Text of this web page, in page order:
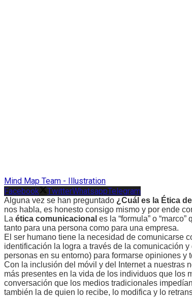
Mind Map Team - Illustration
Facebook
TwitterWhatsappTelegram
Alguna vez se han preguntado ¿Cuál es la Ética
nos habla, es honesto consigo mismo y por ende
La ética comunicacional es la “formula” o
tanto para una persona como para una empresa.
El ser humano tiene la necesidad de comunicarse
identificación la logra a través de la comunicación
personas en su entorno) para formarse opiniones
Con la inclusión del móvil y del Internet a nuestras
más presentes en la vida de los individuos que los
conversación que los medios tradicionales
también la de quien lo recibe, lo modifica y lo